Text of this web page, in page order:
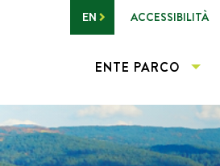
Vai al contenuto principale
EN ACCESSIBILITÀ
ENTE PARCO